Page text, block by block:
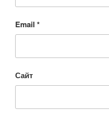
Email *
Сайт